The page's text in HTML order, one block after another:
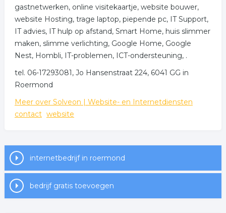
gastnetwerken, online visitekaartje, website bouwer,
website Hosting, trage laptop, piepende pc, IT Support,
IT advies, IT hulp op afstand, Smart Home, huis slimmer
maken, slimme verlichting, Google Home, Google
Nest, Hombli, IT-problemen, ICT-ondersteuning, .
tel. 06-17293081, Jo Hansenstraat 224, 6041 GG in
Roermond
Meer over Solveon | Website- en Internetdiensten
contact website
internetbedrijf in roermond
bedrijf gratis toevoegen